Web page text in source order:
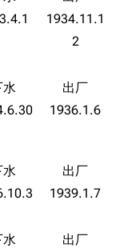
按编号
按国籍
舰娘获得方式
深海舰队
装备图鉴
1934.11.1
2
1936.1.6
1939.1.7